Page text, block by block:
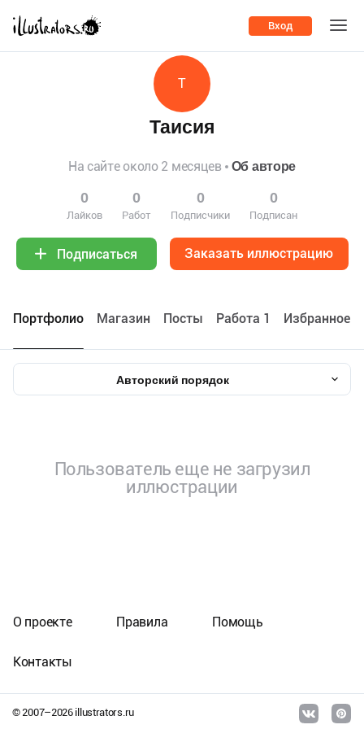
Вход
Т
Таисия
На сайте около 2 месяцев Об авторе
0
Лайков
0
Работ
0
Подписчики
0
Подписан
Подписаться Заказать иллюстрацию
Портфолио Maгазин Посты Работа 1 Избранное 0
Авторский порядок
Пользователь еще не загрузил
иллюстрации
© 2007–2026illustrators.ru
О проекте Правила Помощь
Контакты